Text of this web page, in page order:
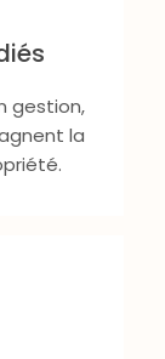
gestion,
la